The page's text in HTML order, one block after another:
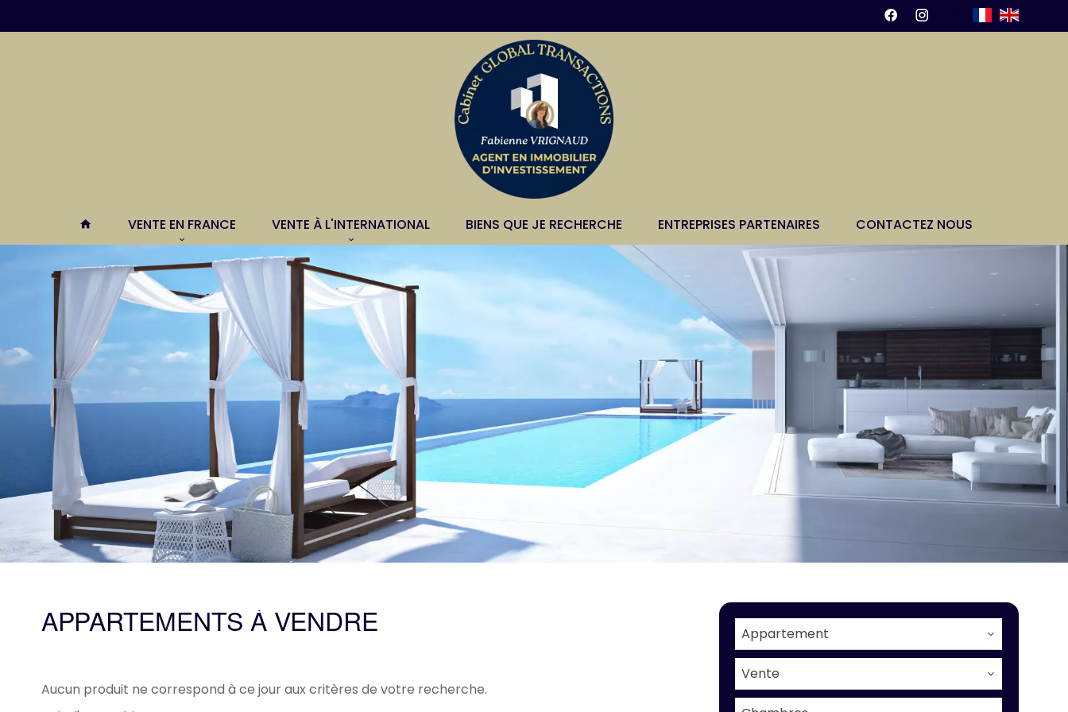
VENTE EN FRANCE VENTE À L'INTERNATIONAL BIENS QUE JE RECHERCHE ENTREPRISES PARTENAIRES CONTACTEZ NOUS
APPARTEMENTS À VENDRE
Aucun produit ne correspond à ce jour aux critères de votre recherche.
Appartement
Vente